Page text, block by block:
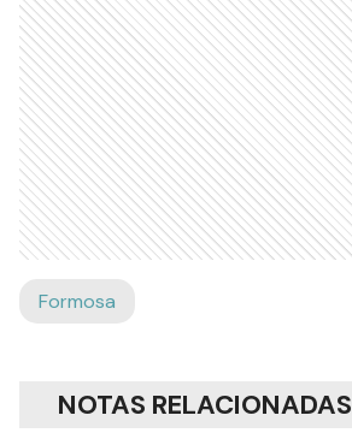
Formosa
NOTAS RELACIONADAS